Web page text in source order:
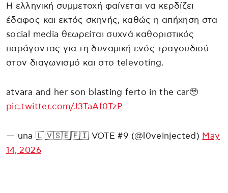
Η ελληνική συμμετοχή φαίνεται να κερδίζει
έδαφος και εκτός σκηνής, καθώς η απήχηση στα
social media θεωρείται συχνά καθοριστικός
παράγοντας για τη δυναμική ενός τραγουδιού
στον διαγωνισμό και στο televoting.
atvara and her son blasting ferto in the car🥹
pic.twitter.com/J3TaAf0TzP
— una 🇱🇻🇸🇪🇫🇮 VOTE #9 (@l0veinjected) May
14, 2026